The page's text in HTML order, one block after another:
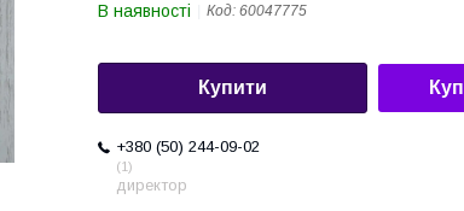
В наявності Код: 60047775
Купити
+380 (50) 244-09-02
1
директор